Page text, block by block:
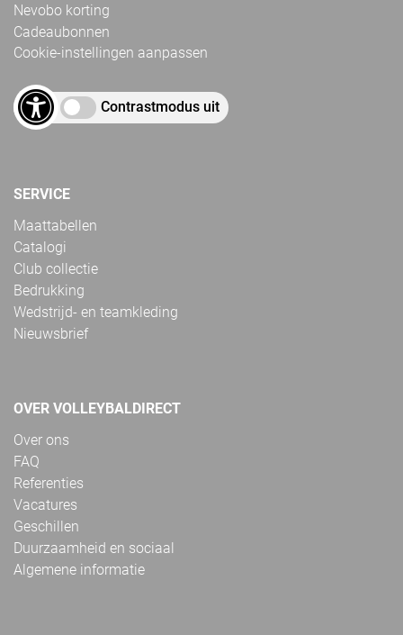
Nevobo korting
Cadeaubonnen
Cookie-instellingen aanpassen
Contrastmodus uit
SERVICE
Maattabellen
Catalogi
Club collectie
Bedrukking
Wedstrijd- en teamkleding
Nieuwsbrief
OVER VOLLEYBALDIRECT
Over ons
FAQ
Referenties
Vacatures
Geschillen
Duurzaamheid en sociaal
Algemene informatie